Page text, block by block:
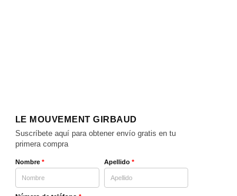
LE MOUVEMENT GIRBAUD
Suscríbete aquí para obtener envío gratis en tu
primera compra
Nombre* Apellido*